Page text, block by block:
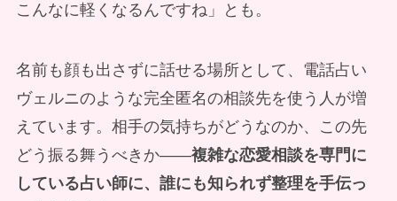
こんなに軽くなるんですね」とも。
名前も顔も出さずに話せる場所として、電話占い
ヴェルニのような完全匿名の相談先を使う人が増
えています。相手の気持ちがどうなのか、この先
どう振る舞うべきか——複雑な恋愛相談を専門に
している占い師に、誰にも知られず整理を手伝っ